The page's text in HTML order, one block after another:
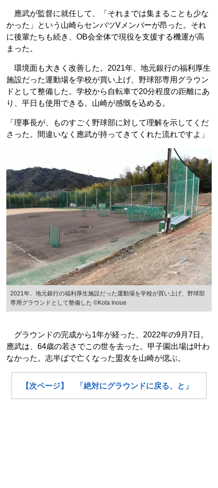
應武が監督に就任して、「それまでは集まることも少な
かった」という山崎らセンバツVメンバーが昂った。それ
に後輩たちも続き、OB会全体で現役を支援する機運が高
まった。
環境面も大きく改善した。2021年、地元銀行の福利厚生
施設だった運動場を学校が買い上げ、野球部専用グラウン
ドとして整備した。学校から自転車で20分程度の距離にあ
り、平日も使用できる。山崎が感慨を込める。
「理事長が、ものすごく野球部に対して理解を示してくだ
さった。間違いなく應武が持ってきてくれた流れですよ」
2021年、地元銀行の福利厚生施設だった運動場を学校が買い上げ、野球部
専用グラウンドとして整備した ©Kota Inoue
グラウンドの完成から1年が経った、2022年の9月7日。
應武は、64歳の若さでこの世を去った。甲子園出場は叶わ
なかった。志半ばで亡くなった盟友を山崎が偲ぶ。
【次ページ】 「絶対にグラウンドに戻る、と」